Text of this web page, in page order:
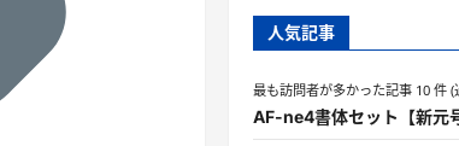
人気記事
最も訪問者が多かった記事 10 件 (
AF-ne4書体セット【新元